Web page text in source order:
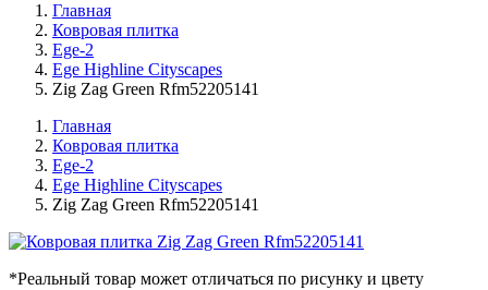
Главная
Ковровая плитка
Ege-2
Ege Highline Cityscapes
Zig Zag Green Rfm52205141
Главная
Ковровая плитка
Ege-2
Ege Highline Cityscapes
Zig Zag Green Rfm52205141
*Реальный товар может отличаться по рисунку и цвету